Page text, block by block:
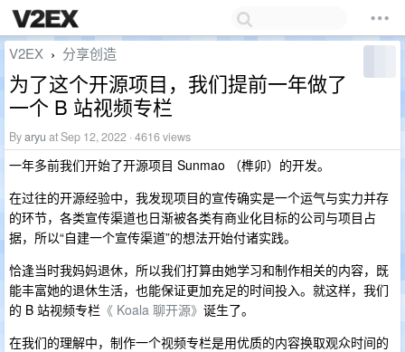
V2EX › 分享创造
为了这个开源项目，我们提前一年做了
一个 B 站视频专栏
Byaryu at Sep 12, 2022 · 4616 views
一年多前我们开始了开源项目 Sunmao （榫卯）的开发。
在过往的开源经验中，我发现项目的宣传确实是一个运气与实力并存
的环节，各类宣传渠道也日渐被各类有商业化目标的公司与项目占
据，所以“自建一个宣传渠道”的想法开始付诸实践。
恰逢当时我妈妈退休，所以我们打算由她学习和制作相关的内容，既
能丰富她的退休生活，也能保证更加充足的时间投入。就这样，我们
的 B 站视频专栏 《 Koala 聊开源》 诞生了。
在我们的理解中，制作一个视频专栏是用优质的内容换取观众时间的